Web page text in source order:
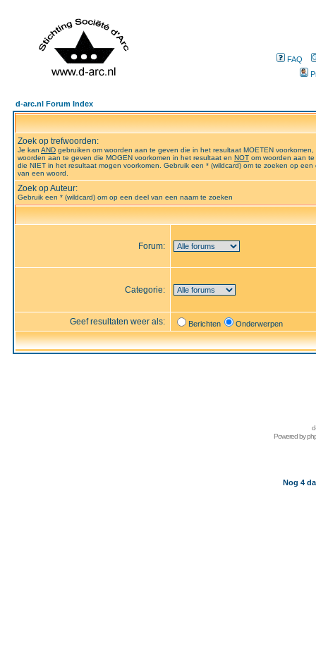
FAQ
d-arc.nl Forum Index
Zoek op trefwoorden:
Je kan AND gebruiken om woorden aan te geven die in het resultaat MOETEN voorkomen,
woorden aan te geven die MOGEN voorkomen in het resultaat en NOT om woorden aan
die NIET in het resultaat mogen voorkomen. Gebruik een * (wildcard) om te zoeken op een
van een woord.
Zoek op Auteur:
Gebruik een * (wildcard) om op een deel van een naam te zoeken
Forum:
Categorie:
Geef resultaten weer als: Berichten Onderwerpen
Powered by
Nog 4